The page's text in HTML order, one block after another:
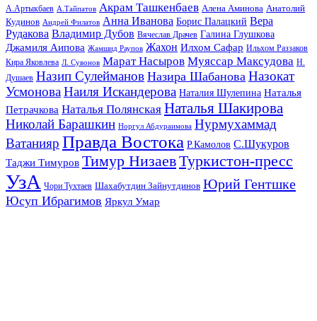
А.Артыкбаев А.Тайпатов Акрам Ташкенбаев Алена Аминова Анатолий
Кудинов Андрей Филатов Анна Иванова Борис Палацкий Вера
Рудакова Владимир Дубов Вячеслав Драчев Галина Глушкова
Джамиля Аипова Жамшид Раупов Жахон Илхом Сафар Ильхом Раззаков
Кира Яковлева Л. Сувонов Марат Насыров Муяссар Максудова Н.
Душаев Назип Сулейманов Назира Шабанова Назокат
УсмоноваНаиля Искандерова Наталия Шулепина Наталья
Петрачкова Наталья Полянская Наталья Шакирова
Николай Барашкин Норгул Абдураимова Нурмухаммад
Ватанияр Правда Востока Р.Камолов С.Шукуров
Таджи Тимуров Тимур НизаевТуркистон-пресс
УзА Чори Тухтаев Шахабутдин Зайнутдинов Юрий Гентшке
Юсуп Ибрагимов Яркул Умар